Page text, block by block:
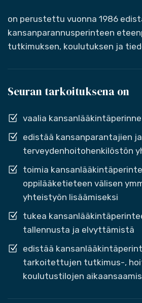
on perustettu vuonna 1986
kansanparannusperinteen
tutkimuksen, koulutuksen ja
Seuran tarkoituksena on
vaalia
edistää kansanparantajien ja
terveydenhoitohenkilöstön
toimia
oppilääketieteen välisen
yhteistyön lisäämiseksi
tukea
tallennusta ja elvyttämistä
edistää
tarkoitettujen tutkimus-,
koulutustilojen